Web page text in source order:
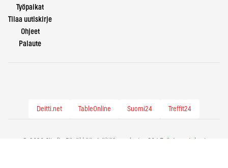
Työpaikat
Tilaa uutiskirje
Ohjeet
Palaute
Deitti.net TableOnline Suomi24 Treffit24